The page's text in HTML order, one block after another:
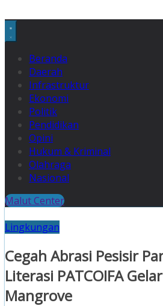
Beranda
Daerah
Infrastruktur
Ekonomi
Politik
Pendidikan
Opini
Hukum & Kriminal
Olahraga
Nasional
Malut Center
Lingkungan
Cegah Abrasi Pesisir
Literasi PATCOIFA
Mangrove